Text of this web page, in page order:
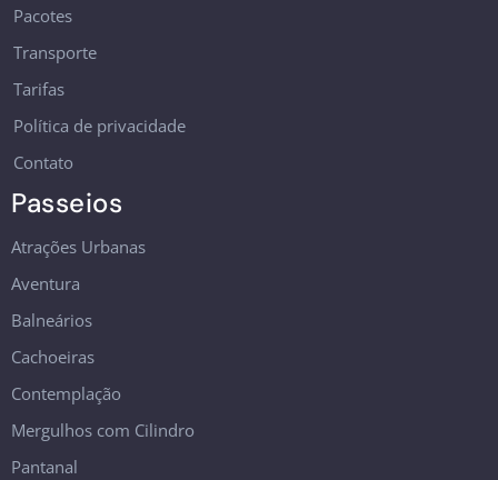
Pacotes
Transporte
Tarifas
Política de privacidade
Contato
Passeios
Atrações Urbanas
Aventura
Balneários
Cachoeiras
Contemplação
Mergulhos com Cilindro
Pantanal